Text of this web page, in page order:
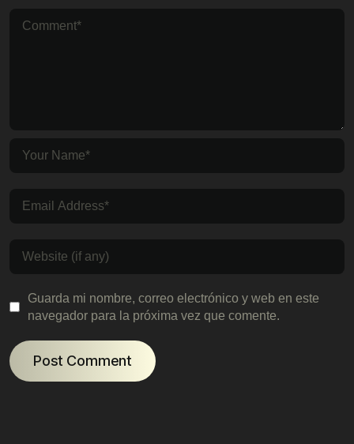
Guarda mi nombre, correo electrónico y web en este
navegador para la próxima vez que comente.